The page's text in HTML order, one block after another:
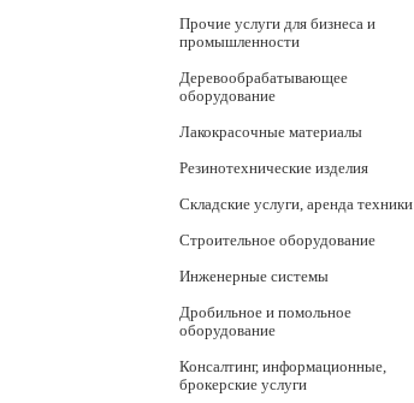
Прочие услуги для бизнеса и
промышленности
Деревообрабатывающее
оборудование
Лакокрасочные материалы
Резинотехнические изделия
Складские услуги, аренда техники
Строительное оборудование
Инженерные системы
Дробильное и помольное
оборудование
Консалтинг, информационные,
брокерские услуги